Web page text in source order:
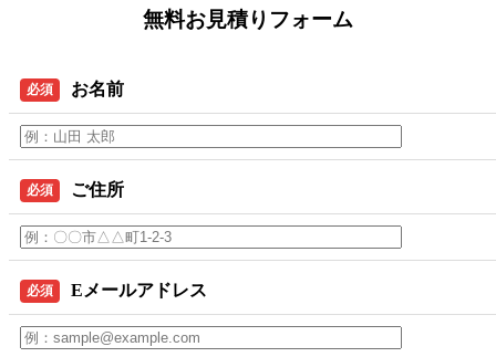
無料お見積りフォーム
必須 お名前
必須 ご住所
必須 Eメールアドレス